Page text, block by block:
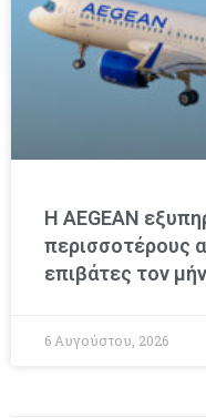
Η AEGEAN
περισσοτέρους
επιβάτες τον
6 Αυγούστου, 2026